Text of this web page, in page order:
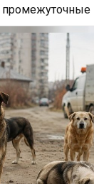
промежуточные